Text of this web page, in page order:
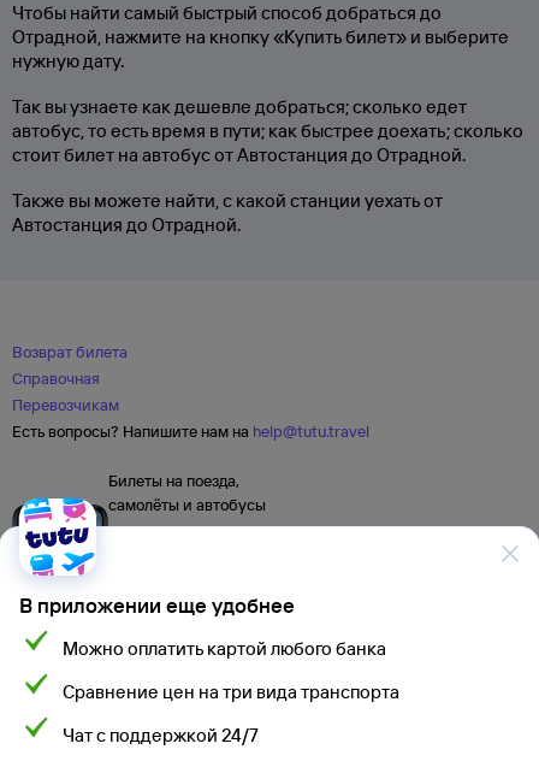
Чтобы найти самый быстрый способ добраться до
Отрадной, нажмите на кнопку «Купить билет» и выберите
нужную дату.
Так вы узнаете как дешевле добраться; сколько едет
автобус, то есть время в пути; как быстрее доехать; сколько
стоит билет на автобус от Автостанция до Отрадной.
Также вы можете найти, с какой станции уехать от
Автостанция до Отрадной.
В приложении еще удобнее
Можно оплатить картой любого банка
Сравнение цен на три вида транспорта
Чат с поддержкой 24/7
Возврат билета
Справочная
Перевозчикам
Есть вопросы? Напишите нам на help@tutu.travel
Билеты на поезда,
самолёты и автобусы
Мы используем cookies для более удобной работы